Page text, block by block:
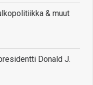
& muut
Donald J.